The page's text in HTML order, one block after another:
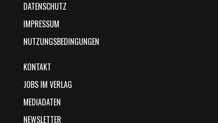
DATENSCHUTZ
IMPRESSUM
NUTZUNGSBEDINGUNGEN
KONTAKT
JOBS IM VERLAG
MEDIADATEN
NEWSLETTER